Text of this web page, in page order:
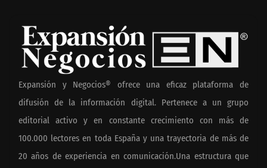
Expansión y Negocios® ofrece una eficaz plataforma de
difusión de la información digital. Pertenece a un grupo
editorial activo y en constante crecimiento con más de
100.000 lectores en toda España y una trayectoria de más de
20 años de experiencia en comunicación.Una estructura que